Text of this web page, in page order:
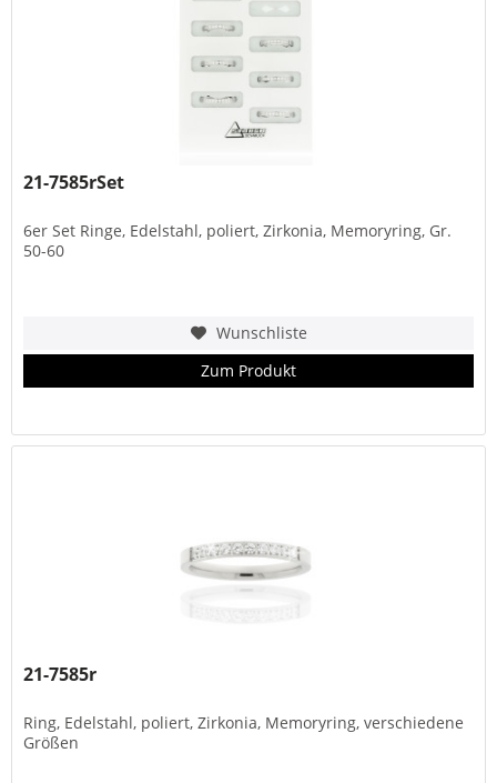
21-7585rSet
6er Set Ringe, Edelstahl, poliert, Zirkonia, Memoryring, Gr.
50-60
Wunschliste
Zum Produkt
21-7585r
Ring, Edelstahl, poliert, Zirkonia, Memoryring, verschiedene
Größen